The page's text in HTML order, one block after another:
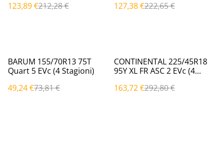
123,89 €212,28 € 127,38 €222,65 €
%
BARUM 155/70R13 75T
Quart 5 EVc (4 Stagioni)
49,24 €73,81 €
%
CONTINENTAL 225/45R18
95Y XL FR ASC 2 EVc (4
163,72 €292,80 €